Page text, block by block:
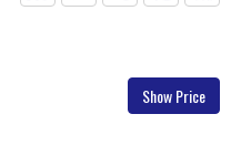
Show Price